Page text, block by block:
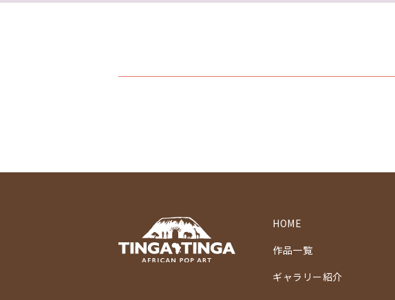
HOME
作品一覧
ギャラリー紹介